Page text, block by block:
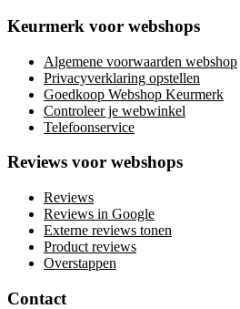
Keurmerk voor webshops
Algemene voorwaarden webshop
Privacyverklaring opstellen
Goedkoop Webshop Keurmerk
Controleer je webwinkel
Telefoonservice
Reviews voor webshops
Reviews
Reviews in Google
Externe reviews tonen
Product reviews
Overstappen
Contact